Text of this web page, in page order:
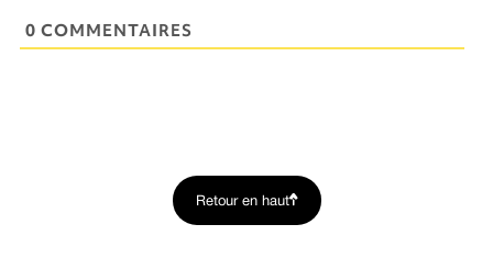
0 COMMENTAIRES
Retour en haut